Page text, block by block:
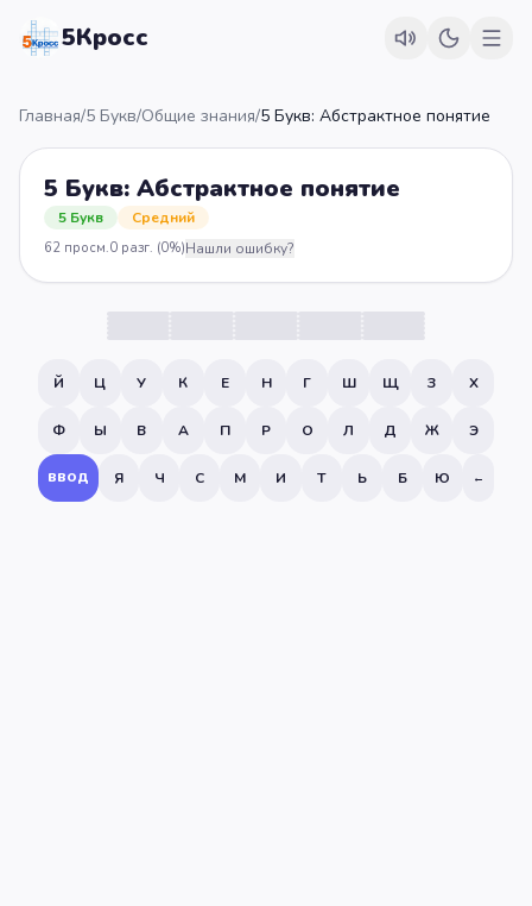
5Кросс
Главная/5 Букв/Общие знания/5 Букв: Абстрактное понятие
5 Букв: Абстрактное понятие
5 Букв Средний
62 просм.0 разг. (0%)Нашли ошибку?
Й Ц У К Е Н Г Ш Щ З Х
Ф Ы В А П Р О Л Д Ж Э
ВВОД Я Ч С М И Т Ь Б Ю ←